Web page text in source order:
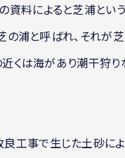
資料によると芝浦とい
の浦と呼ばれ、それが
くは海があり潮干狩り
工事で生じた土砂に